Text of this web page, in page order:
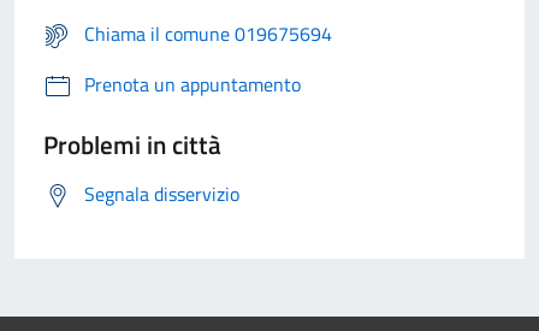
Chiama il comune 019675694
Prenota un appuntamento
Problemi in città
Segnala disservizio